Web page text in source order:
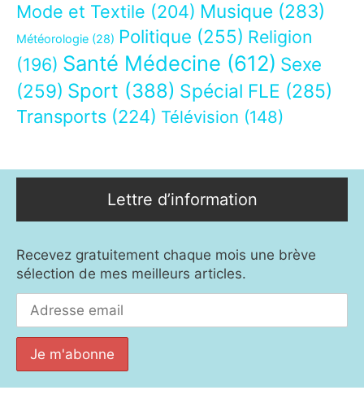
Mode et Textile (204) Musique (283)
Météorologie (28) Politique (255) Religion
(196) Santé Médecine (612) Sexe
(259) Sport (388) Spécial FLE (285)
Transports (224) Télévision (148)
Lettre d’information
Recevez gratuitement chaque mois une brève
sélection de mes meilleurs articles.